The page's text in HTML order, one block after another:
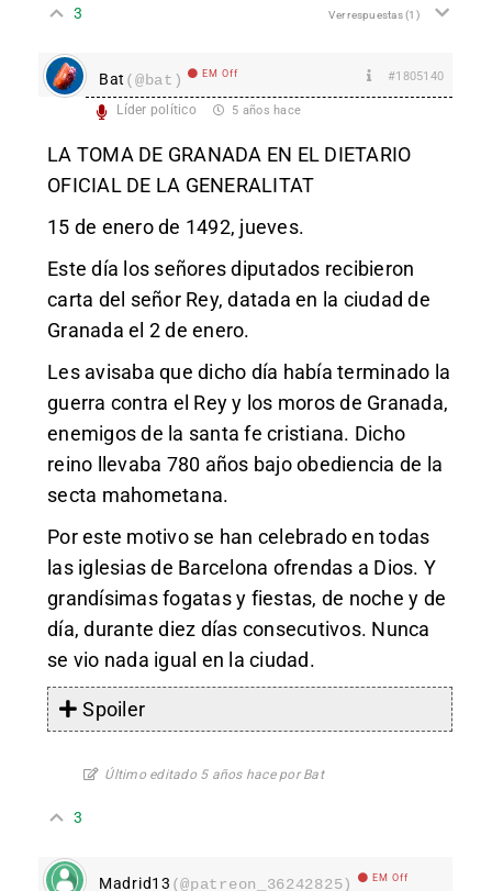
3 Ver respuestas(1)
Bat (@bat) EM Off #1805140
Líder político 5 años hace
LA TOMA DE GRANADA EN EL DIETARIO
OFICIAL DE LA GENERALITAT
15 de enero de 1492, jueves.
Este día los señores diputados recibieron
carta del señor Rey, datada en la ciudad de
Granada el 2 de enero.
Les avisaba que dicho día había terminado la
guerra contra el Rey y los moros de Granada,
enemigos de la santa fe cristiana. Dicho
reino llevaba 780 años bajo obediencia de la
secta mahometana.
Por este motivo se han celebrado en todas
las iglesias de Barcelona ofrendas a Dios. Y
grandísimas fogatas y fiestas, de noche y de
día, durante diez días consecutivos. Nunca
se vio nada igual en la ciudad.
Spoiler
Último editado 5 años hace por Bat
3
Madrid13 (@patreon_36242825) EM Off